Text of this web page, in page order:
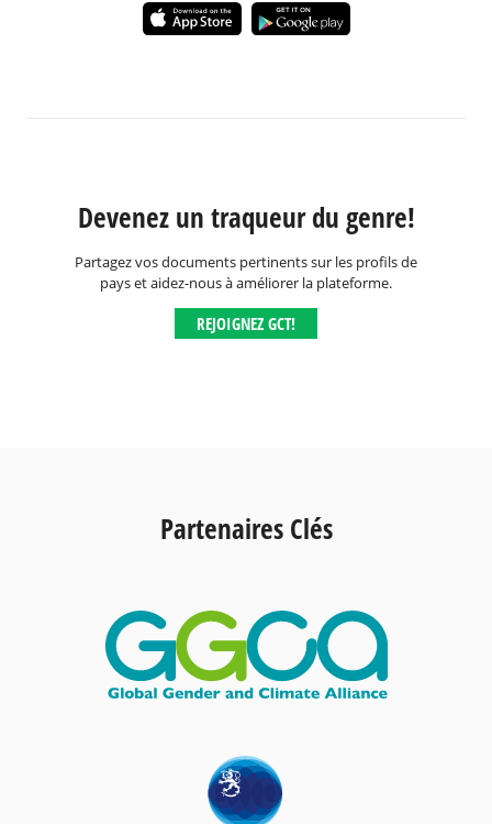
Devenez un traqueur du genre!
Partagez vos documents pertinents sur les profils de
pays et aidez-nous à améliorer la plateforme.
REJOIGNEZ GCT!
Partenaires Clés